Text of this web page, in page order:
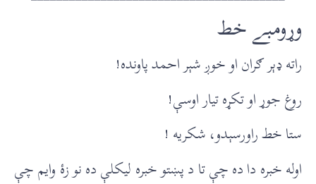
وړومبے خط
راته ډېر ګران او خوږ شېر احمد پاونده!
روغ جوړ او تکړه تيار اوسې!
ستا خط راورسېدو، شکريه !
اوله خبره دا ده چې تا د پښتو خبره ليکلې ده نو زۀ وايم چې